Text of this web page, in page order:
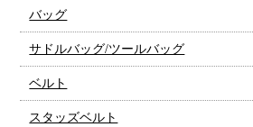
バッグ
サドルバッグ/ツールバッグ
ベルト
スタッズベルト